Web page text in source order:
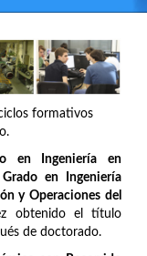
formativos
en Ingeniería en
Grado en Ingeniería
y Operaciones del
obtenido el título
de doctorado.